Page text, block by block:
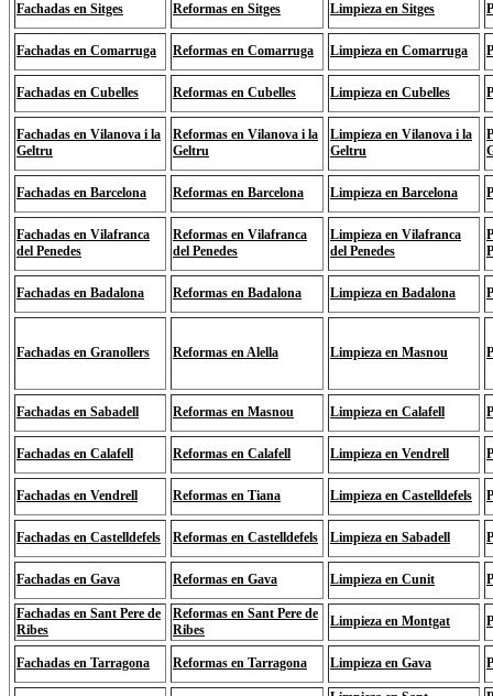
Fachadas en Sitges Reformas en Sitges Limpieza en Sitges
Fachadas en Comarruga Reformas en Comarruga Limpieza en Comarruga
Fachadas en Cubelles Reformas en Cubelles Limpieza en Cubelles
Fachadas en Vilanova i la
Geltru
Reformas en Vilanova i la
Geltru
Limpieza en Vilanova i la
Geltru
Fachadas en Barcelona Reformas en Barcelona Limpieza en Barcelona
Fachadas en Vilafranca
del Penedes
Reformas en Vilafranca
del Penedes
Limpieza en Vilafranca
del Penedes
Fachadas en Badalona Reformas en Badalona Limpieza en Badalona
Fachadas en Granollers Reformas en Alella Limpieza en Masnou
Fachadas en Sabadell Reformas en Masnou Limpieza en Calafell
Fachadas en Calafell Reformas en Calafell Limpieza en Vendrell
Fachadas en Vendrell Reformas en Tiana Limpieza en Castelldefels
Fachadas en Castelldefels Reformas en Castelldefels Limpieza en Sabadell
Fachadas en Gava Reformas en Gava Limpieza en Cunit
Fachadas en Sant Pere de
Ribes
Reformas en Sant Pere de
Ribes
Limpieza en Montgat
Fachadas en Tarragona Reformas en Tarragona Limpieza en Gava